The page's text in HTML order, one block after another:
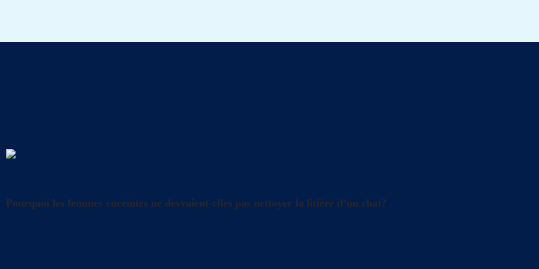
Pourquoi les femmes enceintes ne devraient-elles pas nettoyer la litière d’un chat?